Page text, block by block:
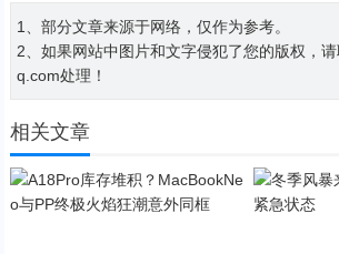
1、部分文章来源于网络，仅作为参考。
2、如果网站中图片和文字侵犯了您的版权，
q.com处理！
相关文章